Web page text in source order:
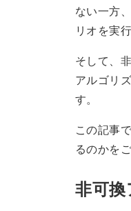
ない一方
リオを実
そして、
アルゴリ
す。
この記事
るのかを
非可